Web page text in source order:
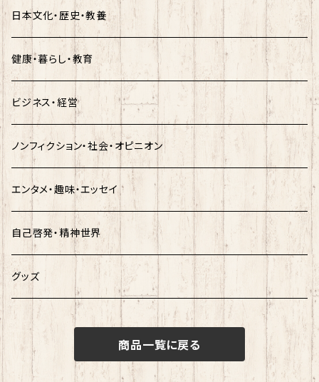
日本文化・歴史・教養
健康・暮らし・教育
ビジネス・経営
ノンフィクション・社会・オピニオン
エンタメ・趣味・エッセイ
自己啓発・精神世界
グッズ
商品一覧に戻る